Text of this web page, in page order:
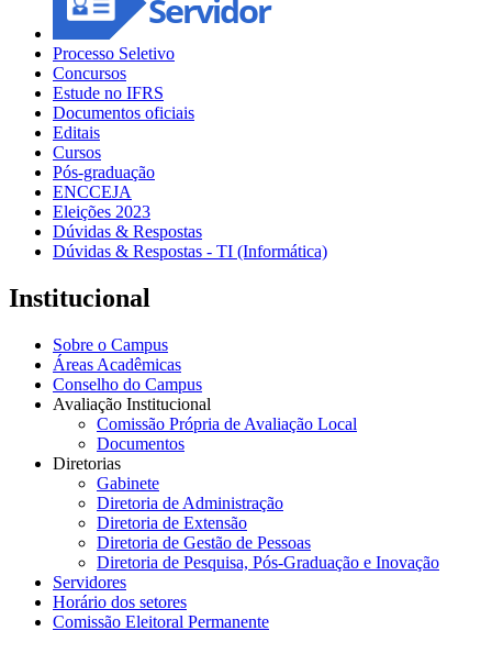
Processo Seletivo
Concursos
Estude no IFRS
Documentos oficiais
Editais
Cursos
Pós-graduação
ENCCEJA
Eleições 2023
Dúvidas & Respostas
Dúvidas & Respostas - TI (Informática)
Institucional
Sobre o Campus
Áreas Acadêmicas
Conselho do Campus
Avaliação Institucional
Comissão Própria de Avaliação Local
Documentos
Diretorias
Gabinete
Diretoria de Administração
Diretoria de Extensão
Diretoria de Gestão de Pessoas
Diretoria de Pesquisa, Pós-Graduação e Inovação
Servidores
Horário dos setores
Comissão Eleitoral Permanente